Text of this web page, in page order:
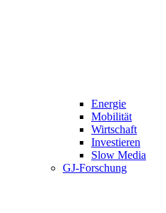
Energie
Mobilität
Wirtschaft
Investieren
Slow Media
GJ-Forschung